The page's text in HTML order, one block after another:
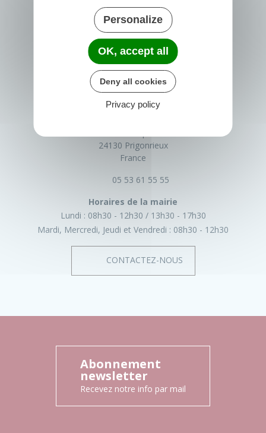
PRIGONRIEUX
24130 Prigonrieux
France
05 53 61 55 55
Horaires de la mairie
Lundi : 08h30 - 12h30
13h30 - 17h30
Mardi, Mercredi, Jeudi et Vendredi : 08h30 - 12h30
CONTACTEZ-NOUS
Abonnement
newsletter
Recevez notre info par mail
Personalize
OK, accept all
Deny all cookies
Privacy policy